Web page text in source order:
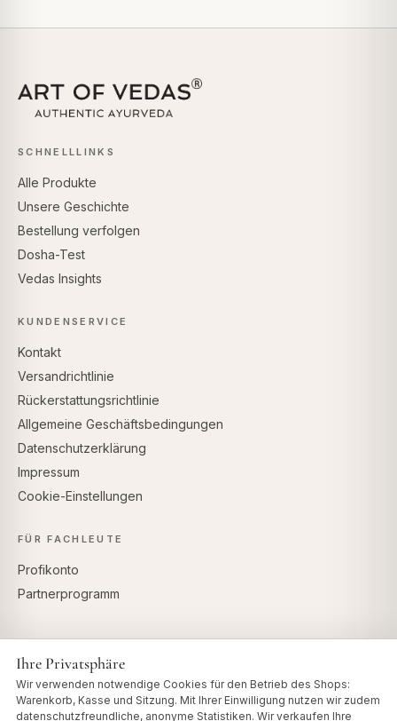
SCHNELLLINKS
Alle Produkte
Unsere Geschichte
Bestellung verfolgen
Dosha-Test
Vedas Insights
KUNDENSERVICE
Kontakt
Versandrichtlinie
Rückerstattungsrichtlinie
Allgemeine Geschäftsbedingungen
Datenschutzerklärung
Impressum
Cookie-Einstellungen
FÜR FACHLEUTE
Profikonto
Partnerprogramm
Ihre Privatsphäre
Wir verwenden notwendige Cookies für den Betrieb des Shops:
Warenkorb, Kasse und Sitzung. Mit Ihrer Einwilligung nutzen wir zudem
datenschutzfreundliche, anonyme Statistiken. Wir verkaufen Ihre